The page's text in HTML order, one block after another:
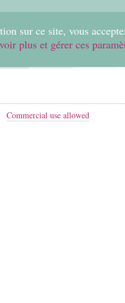
sur ce site, vous
plus et gérer ces
Commercial use allowed